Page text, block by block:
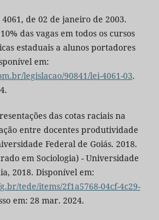
4061, de 02 de janeiro de 2003.
das vagas em todos os cursos
estaduais a alunos portadores
em:
legislacao/90841/lei-4061-03.
das cotas raciais na
entre docentes produtividade
Federal de Goiás. 2018.
em Sociologia) - Universidade
2018. Disponível em:
tede/items/2f1a5768-04cf-4c29-
em: 28 mar. 2024.